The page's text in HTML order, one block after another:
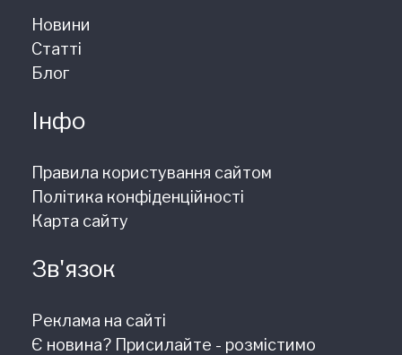
Новини
Статті
Блог
Інфо
Правила користування сайтом
Політика конфіденційності
Карта сайту
Зв'язок
Реклама на сайті
Є новина? Присилайте - розмістимо